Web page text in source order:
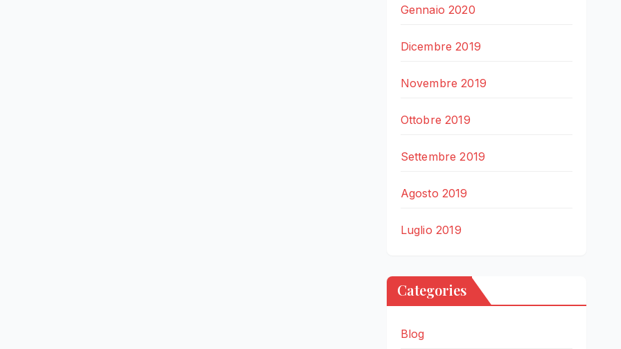
Gennaio 2020
Dicembre 2019
Novembre 2019
Ottobre 2019
Settembre 2019
Agosto 2019
Luglio 2019
Categories
Blog